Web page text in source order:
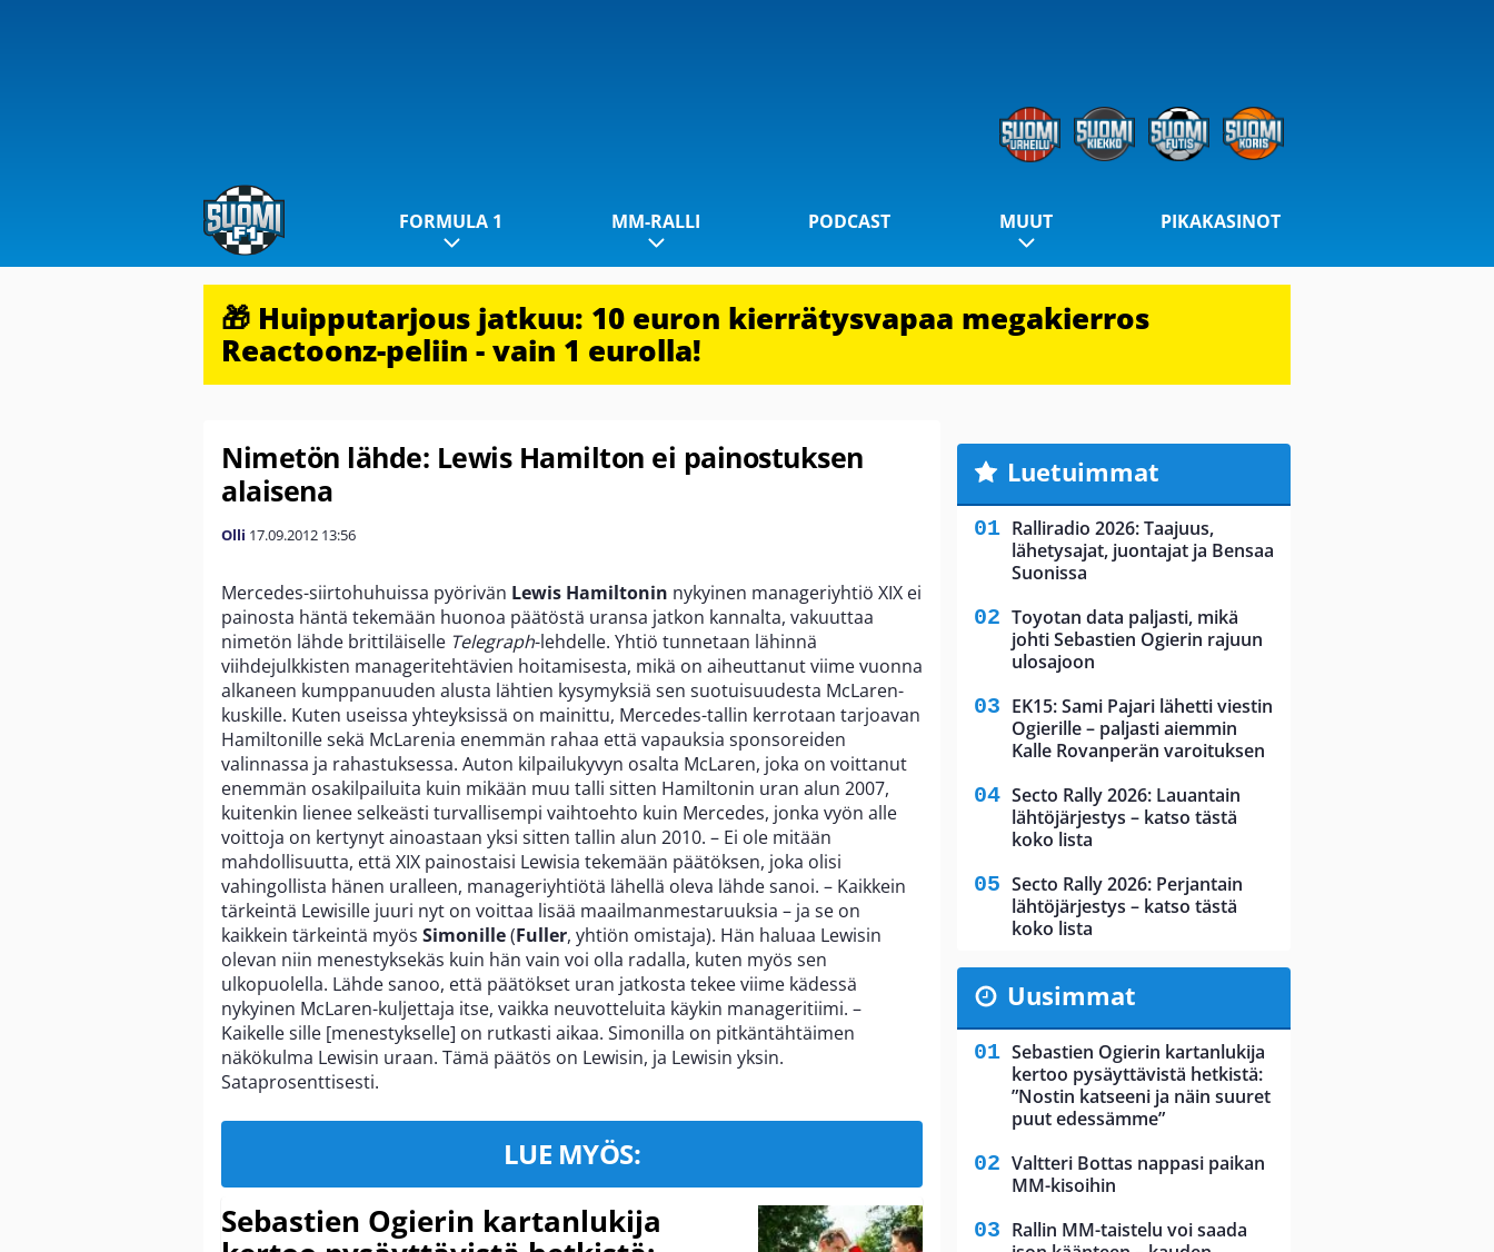
FORMULA 1 MM-RALLI PODCAST MUUT PIKAKASINOT
🎁 Huipputarjous jatkuu: 10 euron kierrätysvapaa megakierros
Reactoonz-peliin - vain 1 eurolla!
Nimetön lähde: Lewis Hamilton ei painostuksen
alaisena
Olli 17.09.2012 13:56
Mercedes-siirtohuhuissa pyörivän Lewis Hamiltonin nykyinen manageriyhtiö XIX ei
painosta häntä tekemään huonoa päätöstä uransa jatkon kannalta, vakuuttaa
nimetön lähde brittiläiselle Telegraph-lehdelle. Yhtiö tunnetaan lähinnä
viihdejulkkisten manageritehtävien hoitamisesta, mikä on aiheuttanut viime vuonna
alkaneen kumppanuuden alusta lähtien kysymyksiä sen suotuisuudesta McLaren-
kuskille. Kuten useissa yhteyksissä on mainittu, Mercedes-tallin kerrotaan tarjoavan
Hamiltonille sekä McLarenia enemmän rahaa että vapauksia sponsoreiden
valinnassa ja rahastuksessa. Auton kilpailukyvyn osalta McLaren, joka on voittanut
enemmän osakilpailuita kuin mikään muu talli sitten Hamiltonin uran alun 2007,
kuitenkin lienee selkeästi turvallisempi vaihtoehto kuin Mercedes, jonka vyön alle
voittoja on kertynyt ainoastaan yksi sitten tallin alun 2010. – Ei ole mitään
mahdollisuutta, että XIX painostaisi Lewisia tekemään päätöksen, joka olisi
vahingollista hänen uralleen, manageriyhtiötä lähellä oleva lähde sanoi. – Kaikkein
tärkeintä Lewisille juuri nyt on voittaa lisää maailmanmestaruuksia – ja se on
kaikkein tärkeintä myös Simonille(Fuller, yhtiön omistaja). Hän haluaa Lewisin
olevan niin menestyksekäs kuin hän vain voi olla radalla, kuten myös sen
ulkopuolella. Lähde sanoo, että päätökset uran jatkosta tekee viime kädessä
nykyinen McLaren-kuljettaja itse, vaikka neuvotteluita käykin manageritiimi. –
Kaikelle sille [menestykselle] on rutkasti aikaa. Simonilla on pitkäntähtäimen
näkökulma Lewisin uraan. Tämä päätös on Lewisin, ja Lewisin yksin.
Sataprosenttisesti.
LUE MYÖS:
Sebastien Ogierin kartanlukija
Luetuimmat
Ralliradio 2026: Taajuus,
lähetysajat, juontajat ja Bensaa
Suonissa
Toyotan data paljasti, mikä
johti Sebastien Ogierin rajuun
ulosajoon
EK15: Sami Pajari lähetti viestin
Ogierille – paljasti aiemmin
Kalle Rovanperän varoituksen
Secto Rally 2026: Lauantain
lähtöjärjestys – katso tästä
koko lista
Secto Rally 2026: Perjantain
lähtöjärjestys – katso tästä
koko lista
Uusimmat
Sebastien Ogierin kartanlukija
kertoo pysäyttävistä hetkistä:
”Nostin katseeni ja näin suuret
puut edessämme”
Valtteri Bottas nappasi paikan
MM-kisoihin
Rallin MM-taistelu voi saada